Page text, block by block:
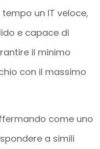
un IT veloce,
e capace di
il minimo
con il massimo
come uno
a simili